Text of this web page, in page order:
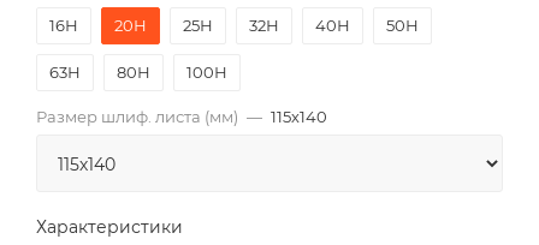
16Н 20Н 25Н 32Н 40Н 50Н
63Н 80Н 100Н
Размер шлиф. листа (мм) — 115х140
Характеристики